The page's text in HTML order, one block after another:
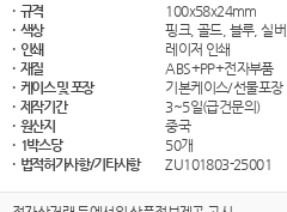
· 규격
100x58x24mm
· 색상
핑크, 골드, 블루, 실버
· 인쇄
레이저 인쇄
· 재질
ABS+PP+전자부품
· 케이스 및 포장
기본케이스/선물포장
· 제작기간
3~5일(급건문의)
· 원산지
중국
· 1박스당
50개
· 법적허가사항/기타사항
ZU101803-25001